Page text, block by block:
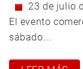
23 de julio
El evento
sábado...